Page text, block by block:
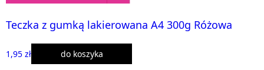
Teczka z gumką lakierowana A4 300g Różowa
1,95 zł do koszyka